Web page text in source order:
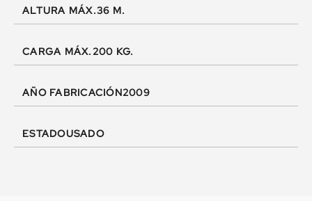
ALTURA MÁX.36 M.
CARGA MÁX. 200 KG.
AÑO FABRICACIÓN2009
ESTADOUSADO